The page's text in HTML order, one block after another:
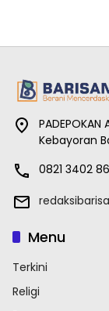
PADEPOKAN
Kebayoran
0821 3402
Menu
Terkini
Religi